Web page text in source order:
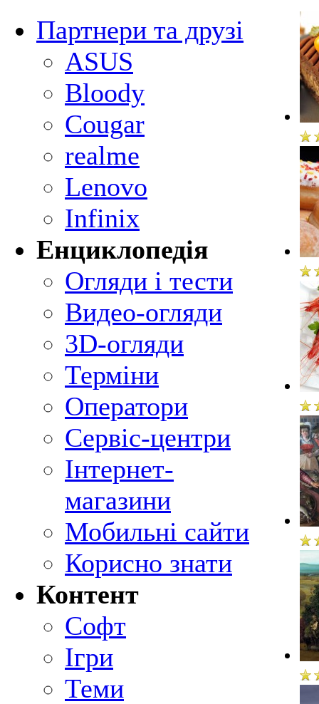
Партнери та друзі
ASUS
Bloody
Cougar
realme
Lenovo
Infinix
Енциклопедія
Огляди і тести
Видео-огляди
3D-огляди
Терміни
Оператори
Сервіс-центри
Інтернет-
магазини
Мобильні сайти
Корисно знати
Контент
Софт
Ігри
Теми